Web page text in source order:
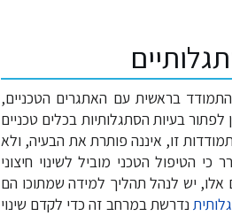
בראשית עם האתגרים הטכניים,
לפתור בעיות הסתגלותיות בכלים טכניים
זו, איננה פותרת את הבעיה, ולא
הטכני מוביל לשינוי חיצוני
אלו, יש לנהל תהליך למידה שמתוכו הם
נדרשת במרחב זה כדי לקדם שינוי